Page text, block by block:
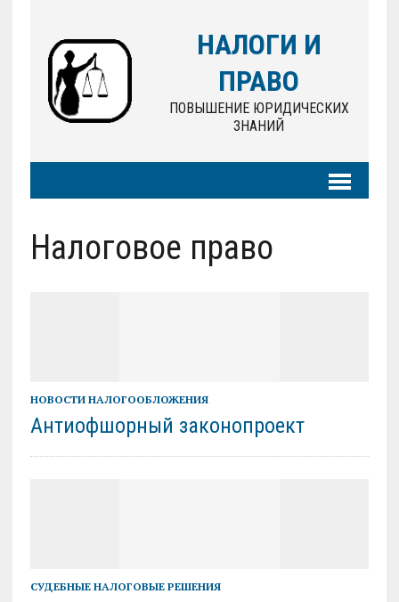
НАЛОГИ И
ПРАВО
ПОВЫШЕНИЕ ЮРИДИЧЕСКИХ
ЗНАНИЙ
Налоговое право
НОВОСТИ НАЛОГООБЛОЖЕНИЯ
Антиофшорный законопроект
СУДЕБНЫЕ НАЛОГОВЫЕ РЕШЕНИЯ